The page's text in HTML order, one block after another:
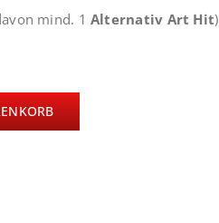
mind. 1Alternativ Art Hit)